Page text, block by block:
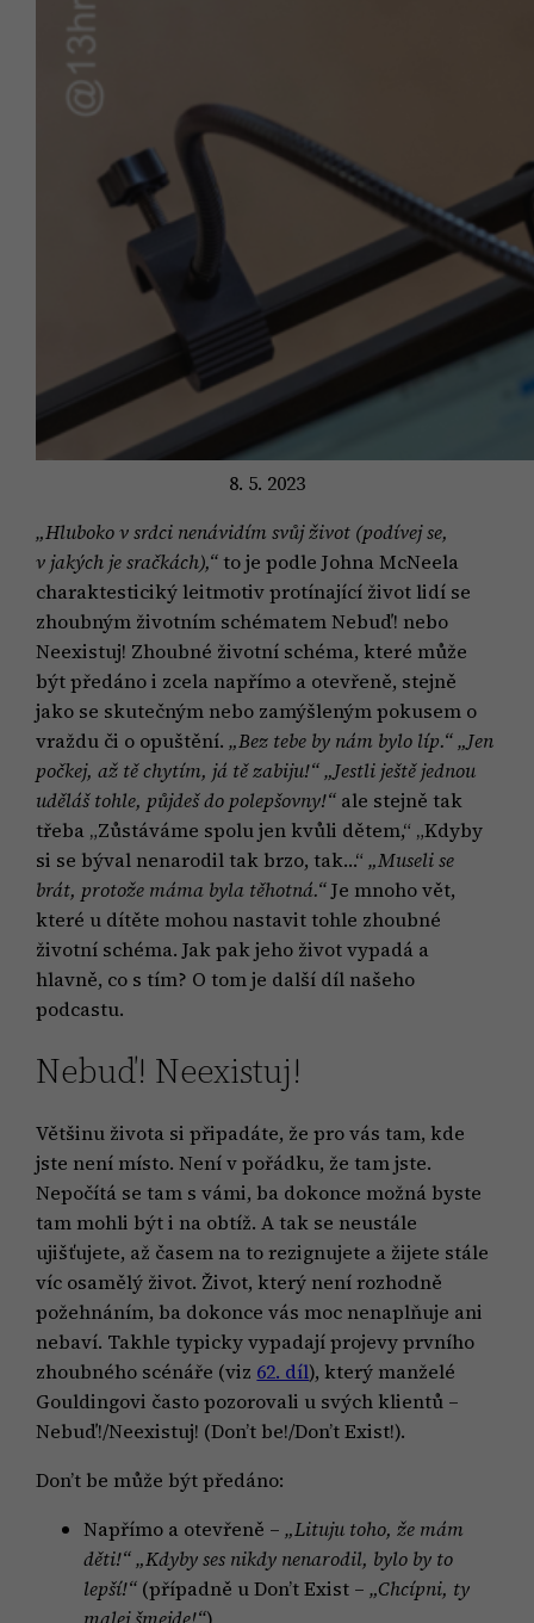
8. 5. 2023
„Hluboko v srdci nenávidím svůj život (podívej se,
v jakých je sračkách),“to je podle Johna McNeela
charaktesticiký leitmotiv protínající život lidí se
zhoubným životním schématem Nebuď! nebo
Neexistuj! Zhoubné životní schéma, které může
být předáno i zcela napřímo a otevřeně, stejně
jako se skutečným nebo zamýšleným pokusem o
vraždu či o opuštění.„Bez tebe by nám bylo líp.“ „Jen
počkej, až tě chytím, já tě zabiju!“ „Jestli ještě jednou
uděláš tohle, půjdeš do polepšovny!“ ale stejně tak
třeba „Zůstáváme spolu jen kvůli dětem,“ „Kdyby
si se býval nenarodil tak brzo, tak…“„Museli se
brát, protože máma byla těhotná.“Je mnoho vět,
které u dítěte mohou nastavit tohle zhoubné
životní schéma. Jak pak jeho život vypadá a
hlavně, co s tím? O tom je další díl našeho
podcastu.
Nebuď! Neexistuj!
Většinu života si připadáte, že pro vás tam, kde
jste není místo. Není v pořádku, že tam jste.
Nepočítá se tam s vámi, ba dokonce možná byste
tam mohli být i na obtíž. A tak se neustále
ujišťujete, až časem na to rezignujete a žijete stále
víc osamělý život. Život, který není rozhodně
požehnáním, ba dokonce vás moc nenaplňuje ani
nebaví. Takhle typicky vypadají projevy prvního
zhoubného scénáře (viz 62. díl), který manželé
Gouldingovi často pozorovali u svých klientů –
Nebuď!/Neexistuj! (Don’t be!/Don’t Exist!).
Don’t be může být předáno:
Napřímo a otevřeně –„Lituju toho, že mám
děti!“ „Kdyby ses nikdy nenarodil, bylo by to
lepší!“ (případně u Don’t Exist –„Chcípni, ty